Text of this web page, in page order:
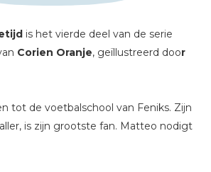
is het vierde deel van de serie
Corien Oranje, geïllustreerd door
tot de voetbalschool van Feniks. Zijn
is zijn grootste fan. Matteo nodigt
Maar dan komt hij erachter dat
review!